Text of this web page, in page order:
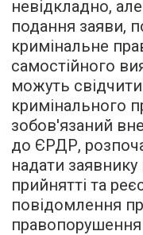
невідкладно,
подання заяви,
кримінальне
самостійного
можуть
кримінального
зобов'язаний
до ЄРДР,
надати
прийнятті та
повідомлення